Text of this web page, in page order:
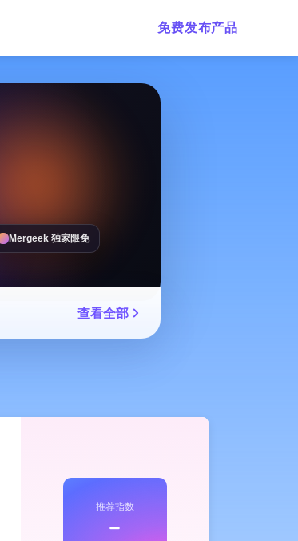
免费发布产品
Mergeek 独家限免
查看全部
推荐指数
﹣